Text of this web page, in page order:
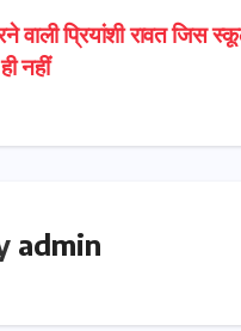
ts
A
p
e g
gr t
e
वाली प्रियांशी रावत जिस
नहीं
admin